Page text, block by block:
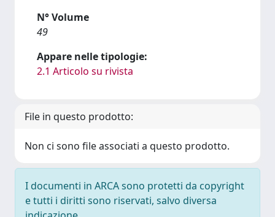
N° Volume
49
Appare nelle tipologie:
2.1 Articolo su rivista
File in questo prodotto:
Non ci sono file associati a questo prodotto.
I documenti in ARCA sono protetti da copyright
e tutti i diritti sono riservati, salvo diversa